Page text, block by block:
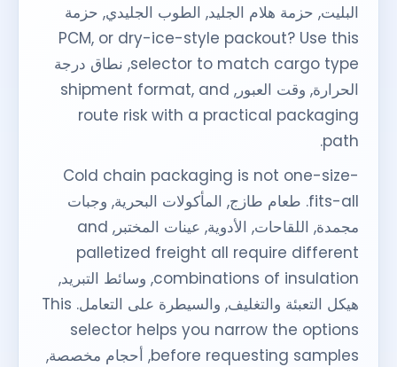
البليت, حزمة هلام الجليد, الطوب الجليدي, حزمة
PCM,or dry-ice-style packout?Use this
selector to match cargo type, نطاق درجة
الحرارة, وقت العبور,
shipment format ,and
route risk with a practical packaging
Cold chain packaging is not one-size-
fits-all. طعام طازج, المأكولات البحرية, وجبات
مجمدة, اللقاحات, الأدوية, عينات المختبر,and
palletized freight all require different
combinations of insulation, وسائط التبريد,
هيكل التعبئة والتغليف, والسيطرة على التعامل.This
selector helps you narrow the options
before requesting samples, أحجام مخصصة,